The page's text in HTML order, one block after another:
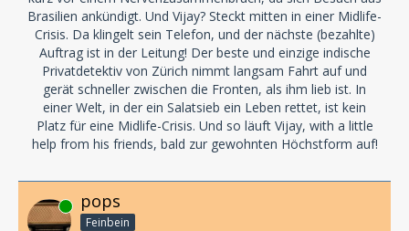
Brasilien ankündigt. Und Vijay? Steckt mitten in einer Midlife-
Crisis. Da klingelt sein Telefon, und der nächste (bezahlte)
Auftrag ist in der Leitung! Der beste und einzige indische
Privatdetektiv von Zürich nimmt langsam Fahrt auf und
gerät schneller zwischen die Fronten, als ihm lieb ist. In
einer Welt, in der ein Salatsieb ein Leben rettet, ist kein
Platz für eine Midlife-Crisis. Und so läuft Vijay, with a little
help from his friends, bald zur gewohnten Höchstform auf!
Online pops
Feinbein